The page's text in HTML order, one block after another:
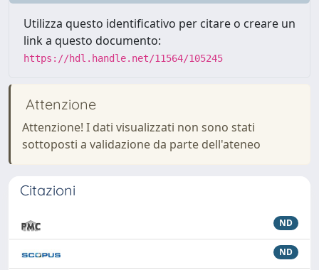
Utilizza questo identificativo per citare o creare un
link a questo documento:
https://hdl.handle.net/11564/105245
Attenzione
Attenzione! I dati visualizzati non sono stati
sottoposti a validazione da parte dell'ateneo
Citazioni
ND
ND